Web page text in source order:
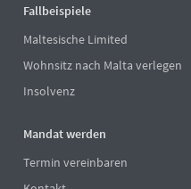
Fallbeispiele
Maltesische Limited
Wohnsitz nach Malta verlegen
Insolvenz
Mandat werden
Termin vereinbaren